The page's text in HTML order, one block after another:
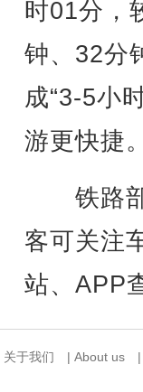
时01分，
钟、32分
成“3-5小
游更快捷。
铁路部
客可关注
站、APP
关于我们 | About us